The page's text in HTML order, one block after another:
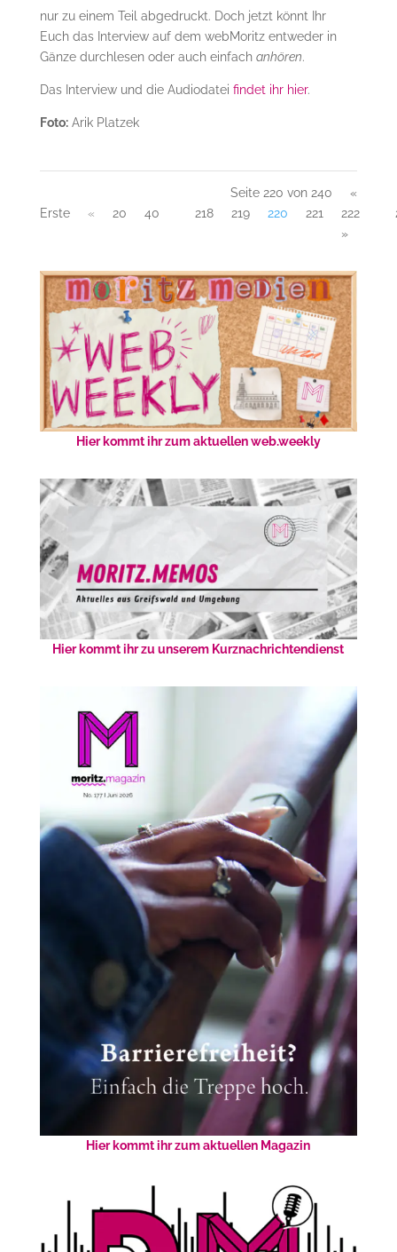
nur zu einem Teil abgedruckt. Doch jetzt könnt Ihr
Euch das Interview auf dem webMoritz entweder in
Gänze durchlesen oder auch einfach anhören.
Das Interview und die Audiodatei findet ihr hier.
Foto:Arik Platzek
Seite 220 von 240
«
Erste
« 20 40 218 219 220 221 222
»
Hier kommt ihr zum aktuellen web.weekly
Hier kommt ihr zu unserem Kurznachrichtendienst
Hier kommt ihr zum aktuellen Magazin